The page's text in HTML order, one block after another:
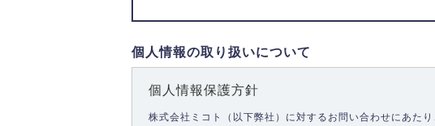
個人情報の取り扱いについて
個人情報保護方針
株式会社ミコト（以下弊社）に対するお問い合わせにあた